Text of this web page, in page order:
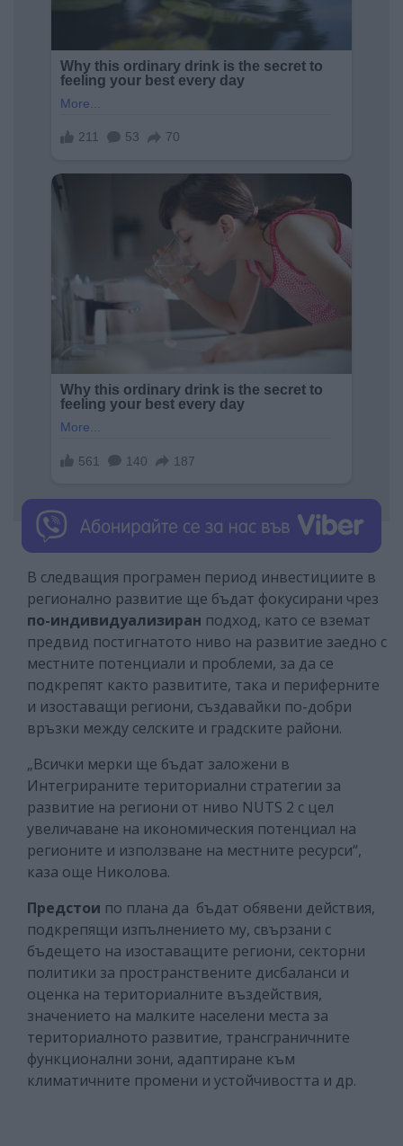
В следващия програмен период инвестициите в
регионално развитие ще бъдат фокусирани чрез
по-индивидуализиран подход, като се вземат
предвид постигнатото ниво на развитие заедно с
местните потенциали и проблеми, за да се
подкрепят както развитите, така и периферните
и изоставащи региони, създавайки по-добри
връзки между селските и градските райони.
„Всички мерки ще бъдат заложени в
Интегрираните териториални стратегии за
развитие на региони от ниво NUTS 2 с цел
увеличаване на икономическия потенциал на
регионите и използване на местните ресурси“,
каза още Николова.
Предстои по плана да бъдат обявени действия,
подкрепящи изпълнението му, свързани с
бъдещето на изоставащите региони, секторни
политики за пространствените дисбаланси и
оценка на териториалните въздействия,
значението на малките населени места за
териториалното развитие, трансграничните
функционални зони, адаптиране към
климатичните промени и устойчивостта и др.